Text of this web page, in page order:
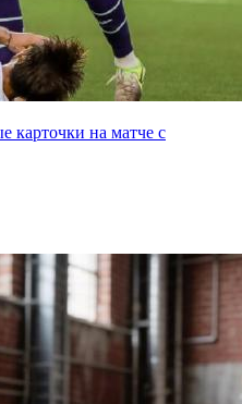
карточки на матче с